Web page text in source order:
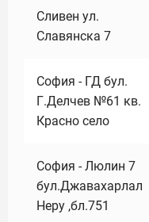
Сливен ул.
Славянска 7
София - ГД бул.
Г.Делчев №61 кв.
Красно село
София - Люлин 7
бул.Джавахарлал
Неру ,бл.751